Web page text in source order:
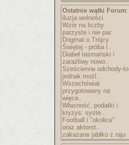
Ostatnie wątki Forum:
iluzja wolności
Wzór na liczby
parzyste i nie par..
Dogmat o Trójcy
Świętej - próba l..
Diabeł tasmański i
zaraźliwy nowo..
Sześcienne odchody-to
jednak możl..
Wszechświat
przygotowany na
więce..
Własność, podatki i
kryzys: syste..
Football i "okolice"
oraz aktorst..
zakazane jabłko z raju